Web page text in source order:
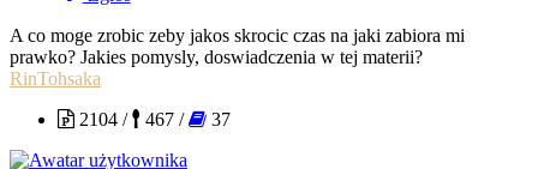
A co moge zrobic zeby jakos skrocic czas na jaki zabiora mi
prawko? Jakies pomysly, doswiadczenia w tej materii?
RinTohsaka
2104 /
467 / 37